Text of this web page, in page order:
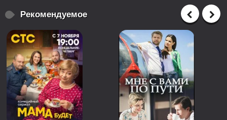
Рекомендуемое